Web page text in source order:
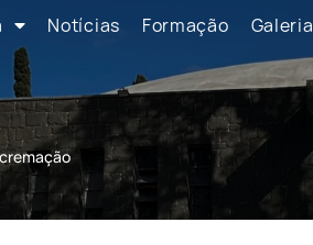
Notícias Formação Galeria